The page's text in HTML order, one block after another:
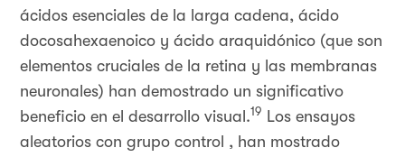
ácidos esenciales de la larga cadena, ácido
docosahexaenoico y ácido araquidónico (que son
elementos cruciales de la retina y las membranas
neuronales) han demostrado un significativo
beneficio en el desarrollo visual.19 Los ensayos
aleatorios con grupo control , han mostrado